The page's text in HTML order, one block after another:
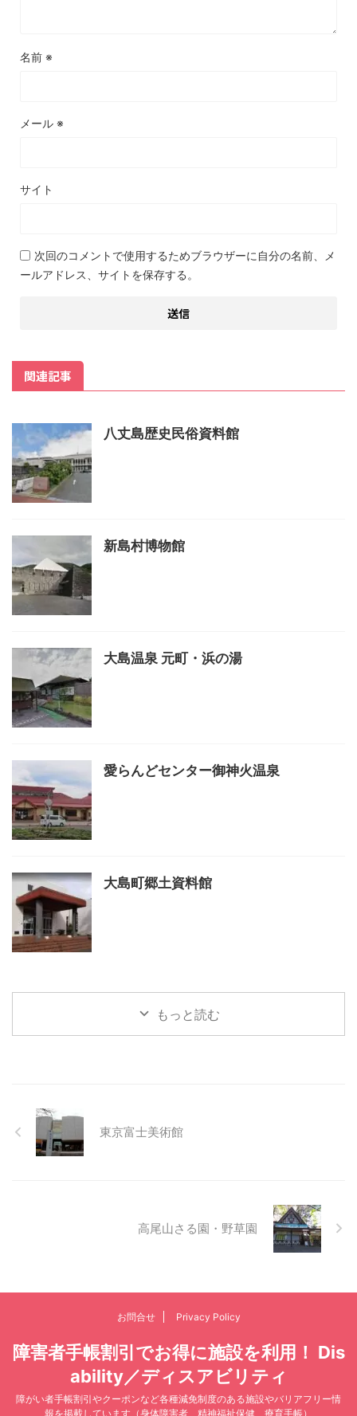
名前 ※
メール ※
サイト
次回のコメントで使用するためブラウザーに自分の名前、メ
ールアドレス、サイトを保存する。
関連記事
八丈島歴史民俗資料館
新島村博物館
大島温泉 元町・浜の湯
愛らんどセンター御神火温泉
大島町郷土資料館
もっと読む
東京富士美術館
高尾山さる園・野草園
お問合せ Privacy Policy
障害者手帳割引でお得に施設を利用！ Dis
ability／ディスアビリティ
障がい者手帳割引やクーポンなど各種減免制度のある施設やバリアフリー情
報を掲載しています（身体障害者、精神福祉保健、療育手帳）